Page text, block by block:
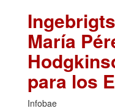
María
para los
Infobae